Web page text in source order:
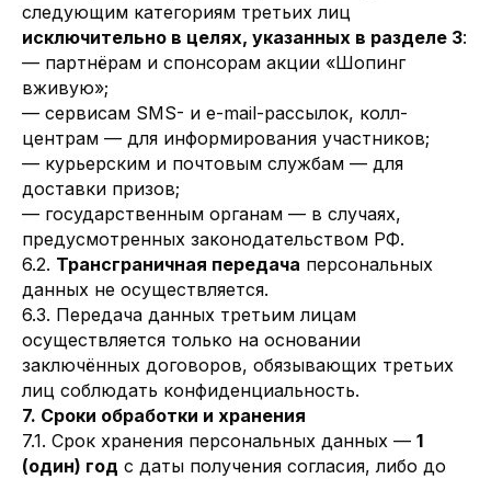
следующим категориям третьих лиц
исключительно в целях, указанных в разделе 3:
— партнёрам и спонсорам акции «Шопинг
вживую»;
— сервисам SMS- и e-mail-рассылок, колл-
центрам — для информирования участников;
— курьерским и почтовым службам — для
доставки призов;
— государственным органам — в случаях,
предусмотренных законодательством РФ.
6.2. Трансграничная передача персональных
данных не осуществляется.
6.3. Передача данных третьим лицам
осуществляется только на основании
заключённых договоров, обязывающих третьих
лиц соблюдать конфиденциальность.
7. Сроки обработки и хранения
7.1. Срок хранения персональных данных — 1
(один) год с даты получения согласия, либо до